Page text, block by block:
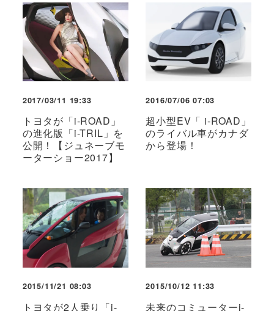
2017/03/11 19:33
トヨタが「i-ROAD」
の進化版「i-TRIL」を
公開！【ジュネーブモ
ーターショー2017】
2016/07/06 07:03
超小型EV「 i-ROAD」
のライバル車がカナダ
から登場！
2015/11/21 08:03
トヨタが2人乗り「i-
2015/10/12 11:33
未来のコミューターi-